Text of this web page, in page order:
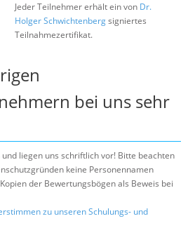
Jeder Teilnehmer erhält ein von Dr.
Holger Schwichtenbergsigniertes
Teilnahmezertifikat.
bei uns sehr
liegen uns schriftlich vor! Bitte beachten
keine Personennamen
der Bewertungsbögen als Beweis bei
zu unseren Schulungs- und